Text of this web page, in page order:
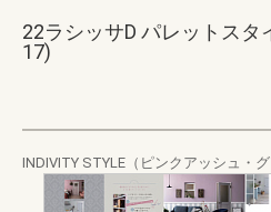
22ラシッサD パレットスタ
17)
INDIVITY STYLE（ピンクアッシュ・グ